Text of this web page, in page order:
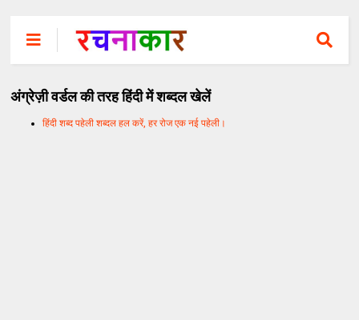
अंग्रेज़ी वर्डल की तरह हिंदी में शब्दल खेलें
हिंदी शब्द पहेली शब्दल हल करें, हर रोज एक नई पहेली।